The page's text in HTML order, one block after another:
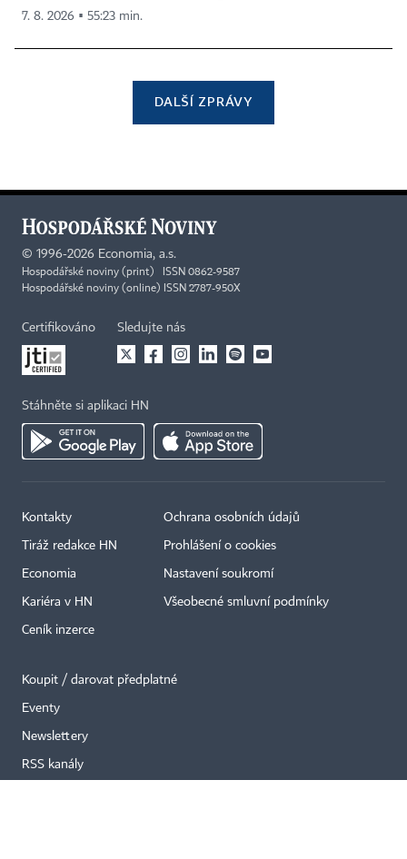
7. 8. 2026 ▪ 55:23 min.
DALŠÍ ZPRÁVY
© 1996-2026 Economia, a.s.
Hospodářské noviny (print) ISSN 0862-9587
Hospodářské noviny (online) ISSN 2787-950X
Certifikováno Sledujte nás
Stáhněte si aplikaci HN
Kontakty
Tiráž redakce HN
Economia
Kariéra v HN
Ceník inzerce
Ochrana osobních údajů
Prohlášení o cookies
Nastavení soukromí
Všeobecné smluvní podmínky
Koupit / darovat předplatné
Eventy
Newslettery
RSS kanály